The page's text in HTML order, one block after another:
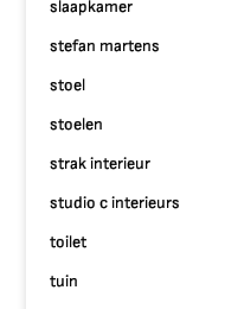
slaapkamer
stefan martens
stoel
stoelen
strak interieur
studio c interieurs
toilet
tuin